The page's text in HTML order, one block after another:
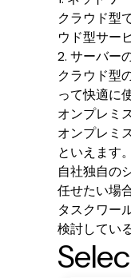
クラウド型
ウド型サー
2. サーバー
クラウド型
って快適に
オンプレミ
オンプレミ
といえます。
自社独自の
任せたい場
タスクワー
検討してい